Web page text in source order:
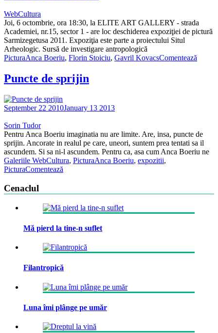
WebCultura
Joi, 6 octombrie, ora 18:30, la ELITE ART GALLERY - strada
Academiei, nr.15, sector 1 - are loc deschiderea expoziţiei de pictură
Sarmizegetusa 2011. Expoziţia este parte a proiectului Situl
Arheologic. Sursă de investigare antropologică
PicturaAnca Boeriu, Florin Stoiciu, Gavril KovacsComentează
Puncte de sprijin
September 22 2010January 13 2013
Sorin Tudor
Pentru Anca Boeriu imaginatia nu are limite. Are, insa, puncte de
sprijin. Ancorate in realul pe care, uneori, suntem prea tentati sa il
ascundem. Si sa ni-l ascundem. Pentru ca, asa cum Anca Boeriu ne
Galeriile WebCultura, PicturaAnca Boeriu, expozitii,
PicturaComentează
Cenaclul
Mă pierd la tine-n suflet
Filantropică
Luna îmi plânge pe umăr